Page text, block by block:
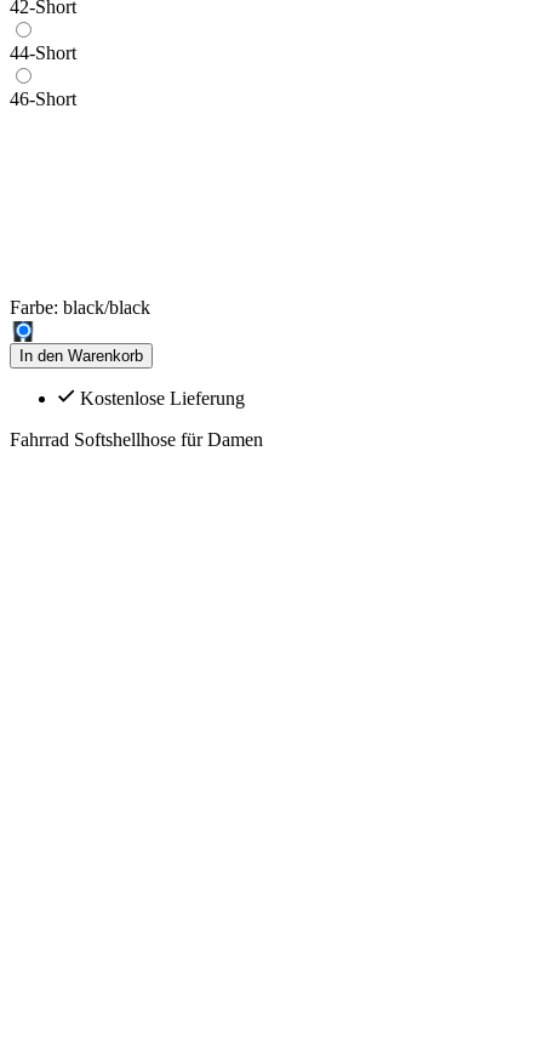
42-Short
44-Short
46-Short
Farbe: black/black
In den Warenkorb
Kostenlose Lieferung
Fahrrad Softshellhose für Damen